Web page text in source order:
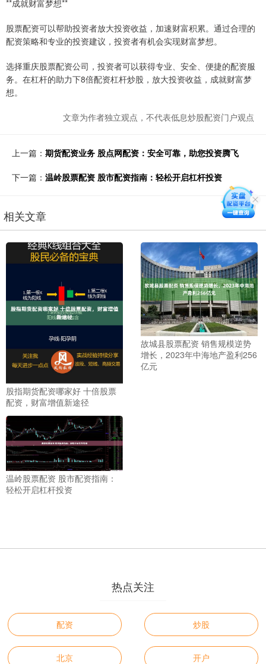
**成就财富梦想**
股票配资可以帮助投资者放大投资收益，加速财富积累。通过合理的
配资策略和专业的投资建议，投资者有机会实现财富梦想。
选择重庆股票配资公司，投资者可以获得专业、安全、便捷的配资服
务。在杠杆的助力下8倍配资杠杆炒股，放大投资收益，成就财富梦
想。
文章为作者独立观点，不代表低息炒股配资门户观点
上一篇： 期货配资业务 股点网配资：安全可靠，助您投资腾飞
下一篇： 温岭股票配资 股市配资指南：轻松开启杠杆投资
相关文章
股指期货配资哪家好 十倍股票
配资，财富增值新途径
故城县股票配资 销售规模逆势
增长，2023年中海地产盈利256
亿元
温岭股票配资 股市配资指南：
轻松开启杠杆投资
热点关注
配资 炒股
北京 开户